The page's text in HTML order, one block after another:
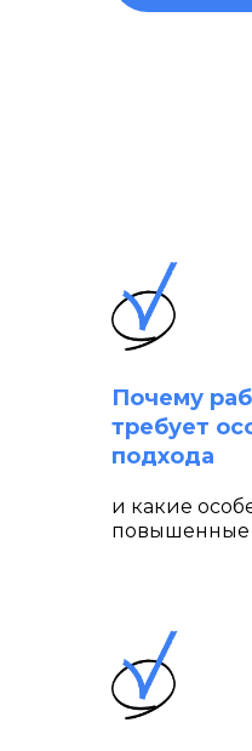
Почему
требует
подхода
и какие
повышенные